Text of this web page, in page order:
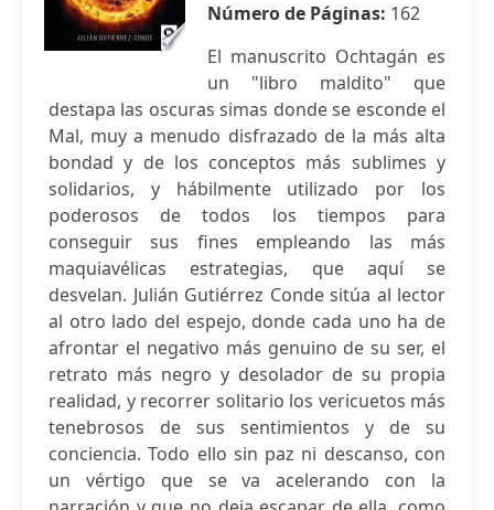
Número de Páginas: 162
El manuscrito Ochtagán es
un "libro maldito" que
destapa las oscuras simas donde se esconde el
Mal, muy a menudo disfrazado de la más alta
bondad y de los conceptos más sublimes y
solidarios, y hábilmente utilizado por los
poderosos de todos los tiempos para
conseguir sus fines empleando las más
maquiavélicas estrategias, que aquí se
desvelan. Julián Gutiérrez Conde sitúa al lector
al otro lado del espejo, donde cada uno ha de
afrontar el negativo más genuino de su ser, el
retrato más negro y desolador de su propia
realidad, y recorrer solitario los vericuetos más
tenebrosos de sus sentimientos y de su
conciencia. Todo ello sin paz ni descanso, con
un vértigo que se va acelerando con la